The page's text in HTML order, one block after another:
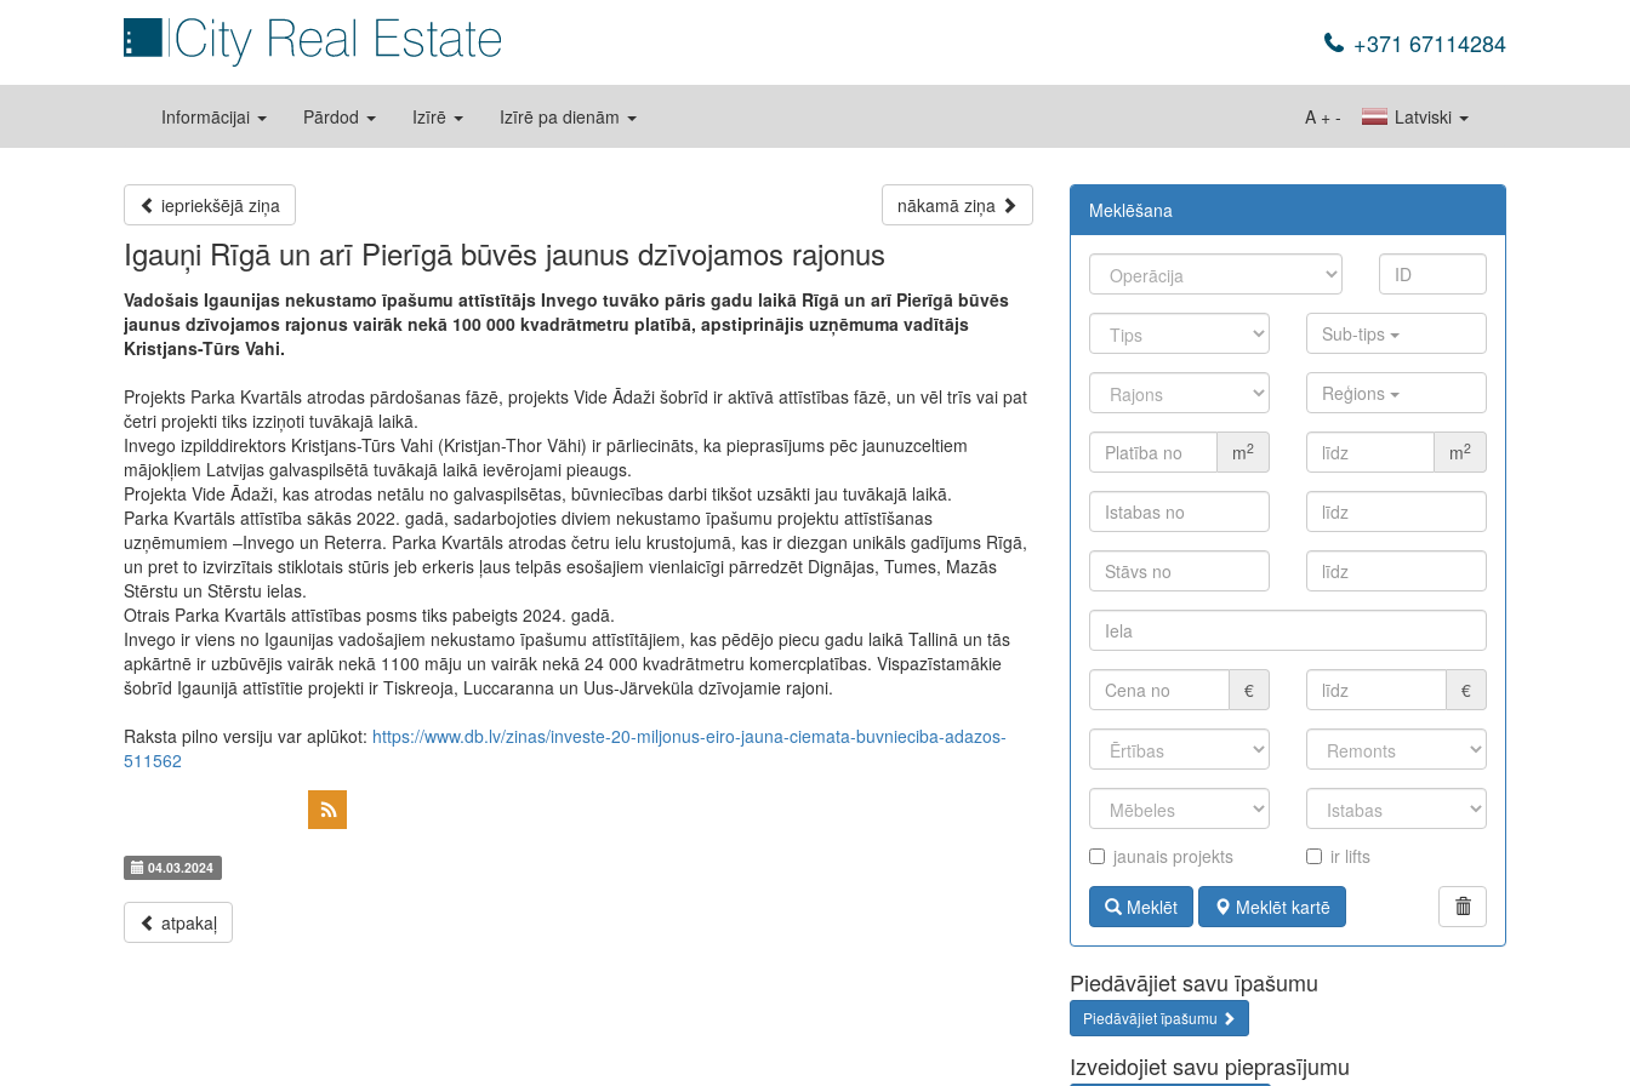
+371 67114284
Informācijai Pārdod Izīrē Izīrē pa dienām Latviski
A + -
iepriekšējā ziņa nākamā ziņa
Igauņi Rīgā un arī Pierīgā būvēs jaunus dzīvojamos rajonus
Vadošais Igaunijas nekustamo īpašumu attīstītājs Invego tuvāko pāris gadu laikā Rīgā un arī Pierīgā būvēs
jaunus dzīvojamos rajonus vairāk nekā 100 000 kvadrātmetru platībā, apstiprinājis uzņēmuma vadītājs
Kristjans-Tūrs Vahi.
Projekts Parka Kvartāls atrodas pārdošanas fāzē, projekts Vide Ādaži šobrīd ir aktīvā attīstības fāzē, un vēl trīs vai pat
četri projekti tiks izziņoti tuvākajā laikā.
Invego izpilddirektors Kristjans-Tūrs Vahi (Kristjan-Thor Vähi) ir pārliecināts, ka pieprasījums pēc jaunuzceltiem
mājokļiem Latvijas galvaspilsētā tuvākajā laikā ievērojami pieaugs.
Projekta Vide Ādaži, kas atrodas netālu no galvaspilsētas, būvniecības darbi tikšot uzsākti jau tuvākajā laikā.
Parka Kvartāls attīstība sākās 2022. gadā, sadarbojoties diviem nekustamo īpašumu projektu attīstīšanas
uzņēmumiem –Invego un Reterra. Parka Kvartāls atrodas četru ielu krustojumā, kas ir diezgan unikāls gadījums Rīgā,
un pret to izvirzītais stiklotais stūris jeb erkeris ļaus telpās esošajiem vienlaicīgi pārredzēt Dignājas, Tumes, Mazās
Stērstu un Stērstu ielas.
Otrais Parka Kvartāls attīstības posms tiks pabeigts 2024. gadā.
Invego ir viens no Igaunijas vadošajiem nekustamo īpašumu attīstītājiem, kas pēdējo piecu gadu laikā Tallinā un tās
apkārtnē ir uzbūvējis vairāk nekā 1100 māju un vairāk nekā 24 000 kvadrātmetru komercplatības. Vispazīstamākie
šobrīd Igaunijā attīstītie projekti ir Tiskreoja, Luccaranna un Uus-Järveküla dzīvojamie rajoni.
Raksta pilno versiju var aplūkot: https://www.db.lv/zinas/investe-20-miljonus-eiro-jauna-ciemata-buvnieciba-adazos-
511562
04.03.2024
atpakaļ
Meklēšana
Sub-tips
Reģions
m2 m2
€ €
jaunais projekts ir lifts
Meklēt Meklēt kartē
Piedāvājiet savu īpašumu
Piedāvājiet īpašumu
Izveidojiet savu pieprasījumu